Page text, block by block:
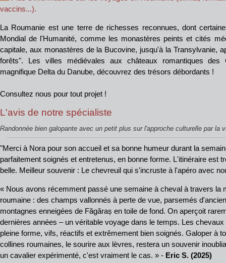
vaccins...).
La Roumanie est une terre de richesses reconnues, dont
Mondial de l'Humanité, comme les monastères peints et cités
capitale, aux monastères de la Bucovine, jusqu'à la Transylvanie,
forêts". Les villes médiévales aux châteaux romantiques
magnifique Delta du Danube, découvrez des trésors débordants !
Consultez nous pour tout projet !
L'avis de notre spécialiste
Randonnée bien galopante avec un petit plus sur l'approche culturelle par la
"Merci à Nora pour son accueil et sa bonne humeur durant la
parfaitement soignés et entretenus, en bonne forme. L'itinéraire est
belle. Meilleur souvenir : Le chevreuil qui s'incruste à l'apéro avec
« Nous avons récemment passé une semaine à cheval à travers la
roumaine : des champs vallonnés à perte de vue, parsemés
montagnes enneigées de Făgăraș en toile de fond. On aperçoit
dernières années – un véritable voyage dans le temps. Les
pleine forme, vifs, réactifs et extrêmement bien soignés. Galoper à
collines roumaines, le sourire aux lèvres, restera un souvenir
un cavalier expérimenté, c'est vraiment le cas. » - Eric S. (2025)